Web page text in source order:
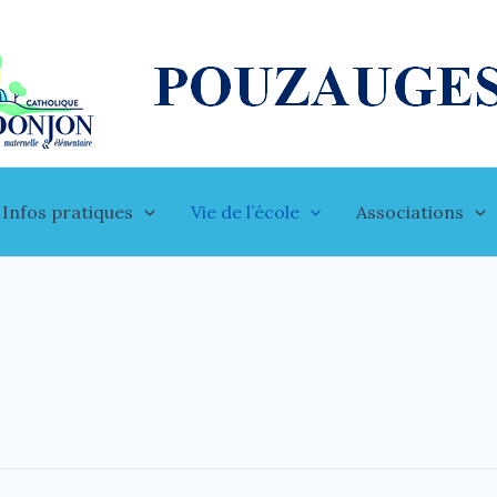
Infos pratiques Vie de l’école Associations